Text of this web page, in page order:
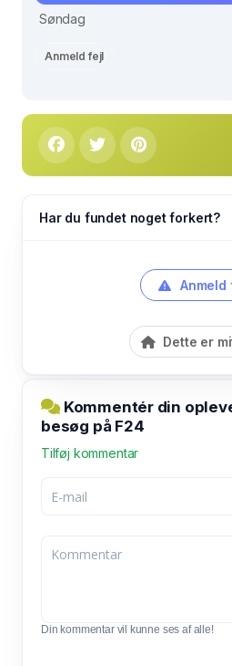
Søndag
Anmeld fejl
Har du fundet noget forkert?
Anmeld
Dette er
Kommentér din
besøg på F24
Tilføj kommentar
Din kommentar vil kunne ses af alle!